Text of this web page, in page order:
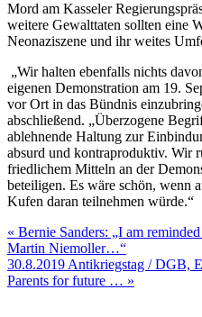
Mord am Kasseler
weitere Gewalttaten sollten eine
Neonaziszene und ihr weites
„Wir halten ebenfalls nichts
eigenen Demonstration am 19.
vor Ort in das Bündnis
abschließend. „Überzogene
ablehnende Haltung zur
absurd und kontraproduktiv. Wir
friedlichem Mitteln an der
beteiligen. Es wäre schön, wenn
Kufen daran teilnehmen würde.“
Beitragsnavigation
« Bernie Sanders: „I am
Martin Niemoller…“
30.8.2019 Antikriegstag / DGB,
Parents for future … »